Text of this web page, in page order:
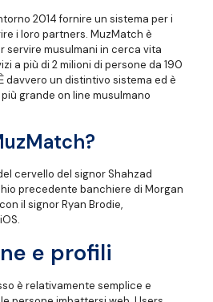
2014 fornire un sistema per i
i loro partners. MuzMatch è
servire musulmani in cerca vita
a più di 2 milioni di persone da 190
davvero un distintivo sistema ed è
grande on line musulmano
cervello del signor Shahzad
precedente banchiere di Morgan
il signor Ryan Brodie,
e profili
è relativamente semplice e